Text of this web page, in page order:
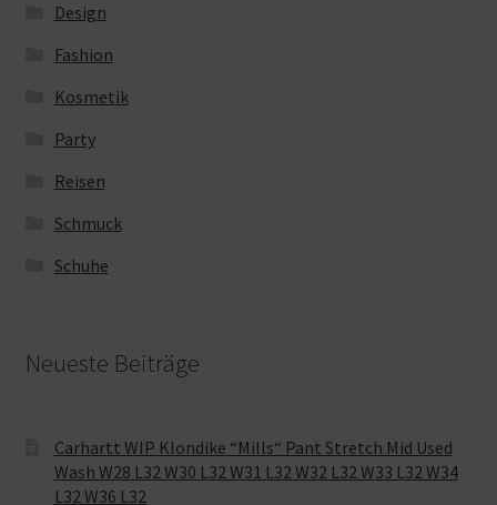
Design
Fashion
Kosmetik
Party
Reisen
Schmuck
Schuhe
Neueste Beiträge
Carhartt WIP Klondike “Mills“ Pant Stretch Mid Used
Wash W28 L32 W30 L32 W31 L32 W32 L32 W33 L32 W34
L32 W36 L32